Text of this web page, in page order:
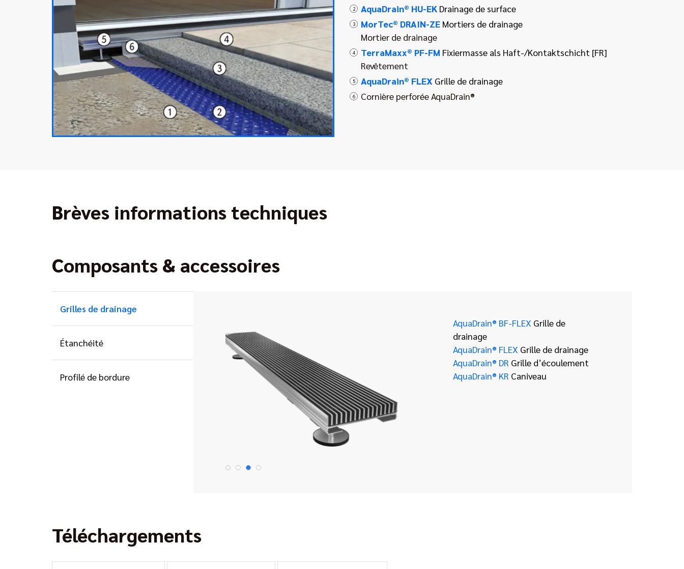
2 AquaDrain® HU-EK Drainage de surface
3 MorTec® DRAIN-ZE Mortiers de drainage
Mortier de drainage
4 TerraMaxx® PF-FM Fixiermasse als Haft-/Kontaktschicht [FR]
Revêtement
5 AquaDrain® FLEX Grille de drainage
6 Cornière perforée AquaDrain®
Brèves informations techniques
Composants & accessoires
Grilles de drainage
Étanchéité
Profilé de bordure
AquaDrain® BF-FLEX Grille de
drainage
AquaDrain® FLEX Grille de drainage
AquaDrain® DR Grille d’écoulement
AquaDrain® KR Caniveau
Téléchargements